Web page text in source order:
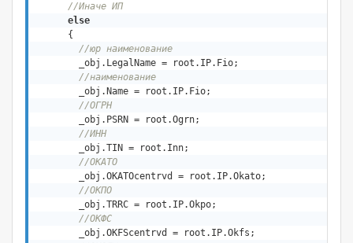
//Иначе ИП
else
      {
//юр наименование
        _obj.LegalName = root.IP.Fio;
//наименование
        _obj.Name = root.IP.Fio;
//ОГРН
        _obj.PSRN = root.Ogrn;
//ИНН
        _obj.TIN = root.Inn;
//ОКАТО
        _obj.OKATOcentrvd = root.IP.Okato;
//ОКПО
        _obj.TRRC = root.IP.Okpo;
//ОКФС
        _obj.OKFScentrvd = root.IP.Okfs;